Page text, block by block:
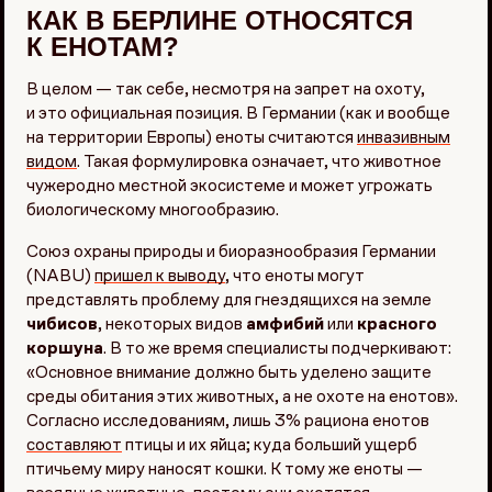
КАК В БЕРЛИНЕ ОТНОСЯТСЯ
К ЕНОТАМ?
В целом — так себе, несмотря на запрет на охоту,
и это официальная позиция. В Германии (как и вообще
на территории Европы) еноты считаются инвазивным
видом. Такая формулировка означает, что животное
чужеродно местной экосистеме и может угрожать
биологическому многообразию.
Союз охраны природы и биоразнообразия Германии
(NABU) пришел к выводу, что еноты могут
представлять проблему для гнездящихся на земле
чибисов, некоторых видов амфибийили красного
коршуна. В то же время специалисты подчеркивают:
«Основное внимание должно быть уделено защите
среды обитания этих животных, а не охоте на енотов».
Согласно исследованиям, лишь 3% рациона енотов
составляют птицы и их яйца; куда больший ущерб
птичьему миру наносят кошки. К тому же еноты —